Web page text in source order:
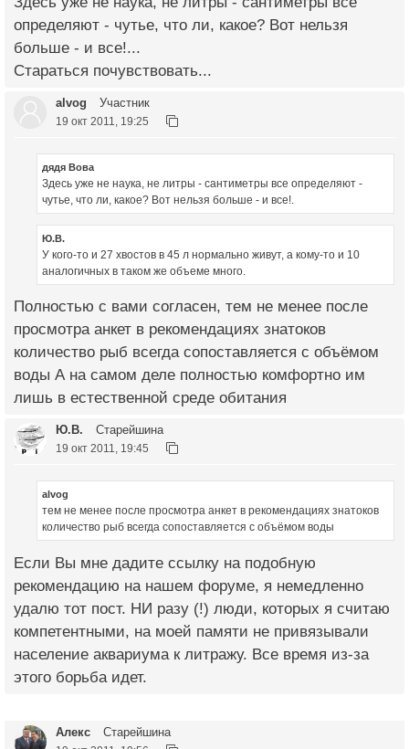
определяют - чутье, что ли, какое? Вот нельзя
больше - и все!...
Стараться почувствовать...
alvog Участник
19 окт 2011, 19:25
дядя Вова
Здесь уже не наука, не литры - сантиметры все определяют -
чутье, что ли, какое? Вот нельзя больше - и все!.
Ю.В.
У кого-то и 27 хвостов в 45 л нормально живут, а кому-то и 10
аналогичных в таком же объеме много.
Полностью с вами согласен, тем не менее после
просмотра анкет в рекомендациях знатоков
количество рыб всегда сопоставляется с объёмом
воды А на самом деле полностью комфортно им
лишь в естественной среде обитания
Ю.В. Старейшина
19 окт 2011, 19:45
alvog
тем не менее после просмотра анкет в рекомендациях знатоков
количество рыб всегда сопоставляется с объёмом воды
Если Вы мне дадите ссылку на подобную
рекомендацию на нашем форуме, я немедленно
удалю тот пост. НИ разу (!) люди, которых я считаю
компетентными, на моей памяти не привязывали
население аквариума к литражу. Все время из-за
этого борьба идет.
Алекс Старейшина